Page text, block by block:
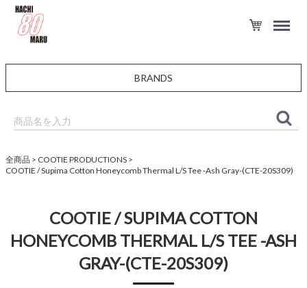
BRANDS
全商品
COOTIE PRODUCTIONS
COOTIE / Supima Cotton Honeycomb Thermal L/S Tee -Ash Gray-(CTE-20S309)
COOTIE / SUPIMA COTTON
HONEYCOMB THERMAL L/S TEE -ASH
GRAY-(CTE-20S309)